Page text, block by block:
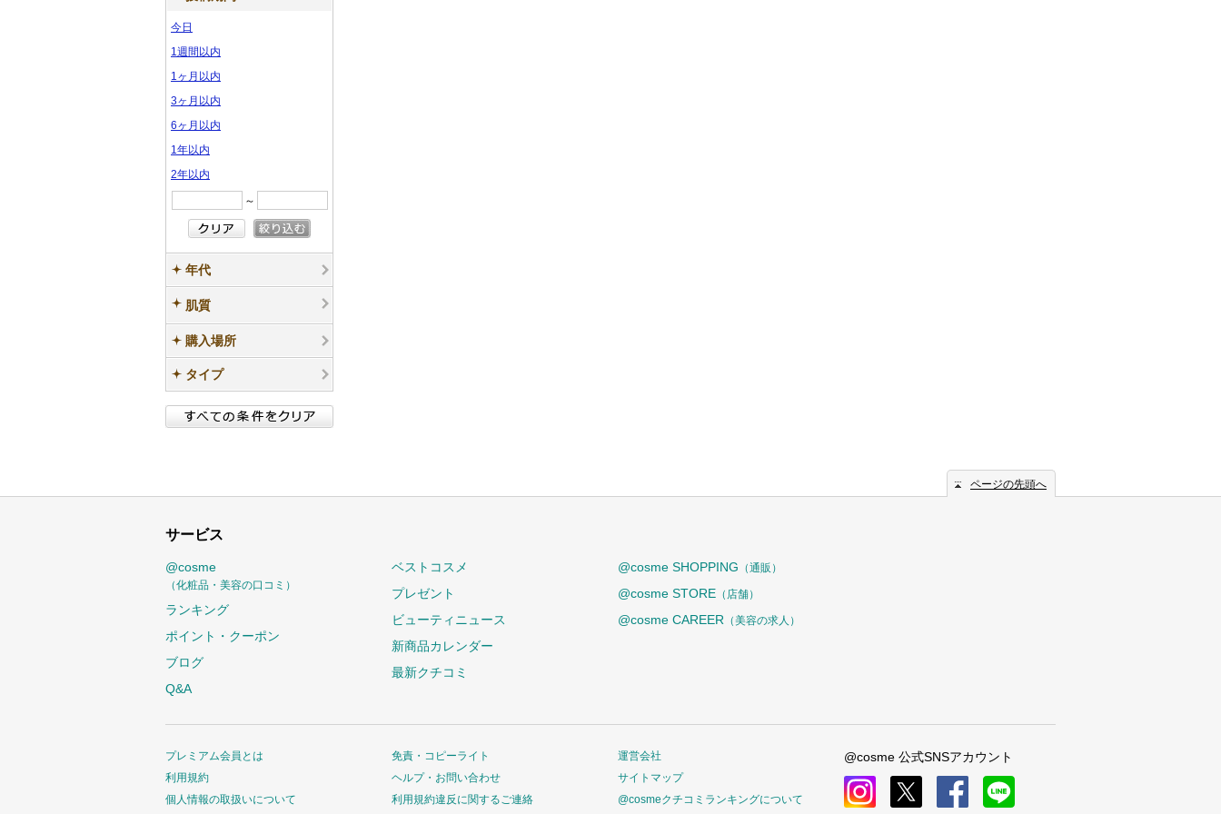
今日
1週間以内
1ヶ月以内
3ヶ月以内
6ヶ月以内
1年以内
2年以内
～
年代
肌質
購入場所
タイプ
ページの先頭へ
サービス
@cosme
（化粧品・美容の口コミ）
ランキング
ポイント・クーポン
ブログ
Q&A
ベストコスメ
プレゼント
ビューティニュース
新商品カレンダー
最新クチコミ
@cosme SHOPPING （通販）
@cosme STORE （店舗）
@cosme CAREER （美容の求人）
プレミアム会員とは
利用規約
個人情報の取扱いについて
免責・コピーライト
ヘルプ・お問い合わせ
利用規約違反に関するご連絡
運営会社
サイトマップ
@cosmeクチコミランキングについて
@cosme 公式SNSアカウント